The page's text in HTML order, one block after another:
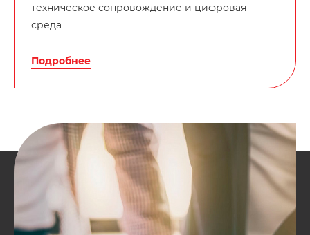
техническое сопровождение и цифровая
среда
Подробнее